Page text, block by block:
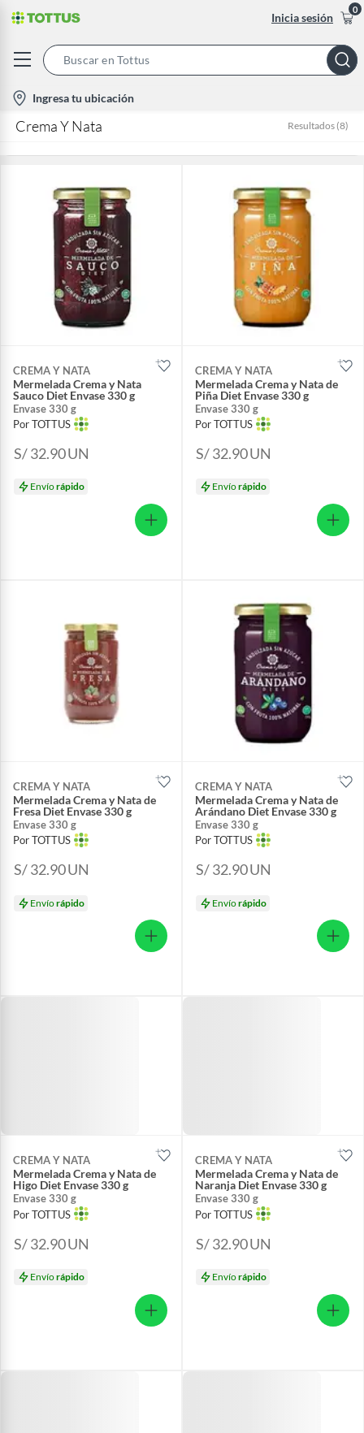
Inicia sesión
0
Bar
location-
icon
Ingresa tu ubicación
Crema Y Nata Resultados (8)
CREMA Y NATA
Mermelada Crema y Nata
Sauco Diet Envase 330 g
Envase 330 g
Por TOTTUS
S/ 32.90UN
Envíorápido
CREMA Y NATA
Mermelada Crema y Nata de
Piña Diet Envase 330 g
Envase 330 g
Por TOTTUS
S/ 32.90UN
Envíorápido
CREMA Y NATA
Mermelada Crema y Nata de
Fresa Diet Envase 330 g
Envase 330 g
Por TOTTUS
S/ 32.90UN
Envíorápido
CREMA Y NATA
Mermelada Crema y Nata de
Arándano Diet Envase 330 g
Envase 330 g
Por TOTTUS
S/ 32.90UN
Envíorápido
CREMA Y NATA
Mermelada Crema y Nata de
Higo Diet Envase 330 g
Envase 330 g
Por TOTTUS
S/ 32.90UN
Envíorápido
CREMA Y NATA
Mermelada Crema y Nata de
Naranja Diet Envase 330 g
Envase 330 g
Por TOTTUS
S/ 32.90UN
Envíorápido